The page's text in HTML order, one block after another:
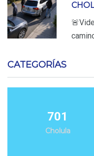
CATEGORÍAS
701
Cholula